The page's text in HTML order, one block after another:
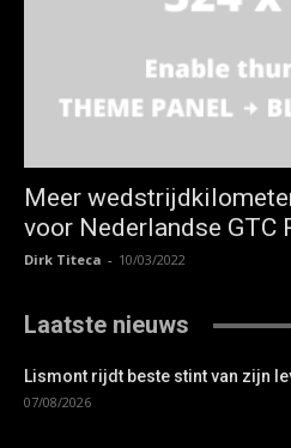
Meer
voor Nederlandse GTC
Dirk Titeca - 10/03/2022
Laatste nieuws
Lismont rijdt beste stint van zijn
07/08/2026